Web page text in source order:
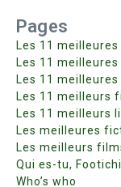
Pages
Les 11
Les 11
Les 11
Les 11 meilleurs
Les 11 meilleurs
Les meilleures
Les meilleurs
Qui es-tu,
Who’s who